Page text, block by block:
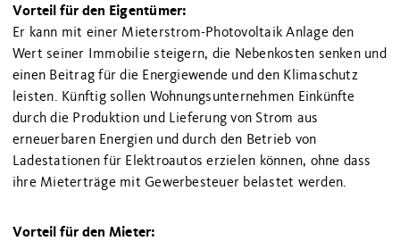
Vorteil für den Eigentümer:
Er kann mit einer Mieterstrom-Photovoltaik Anlage den
Wert seiner Immobilie steigern, die Nebenkosten senken und
einen Beitrag für die Energiewende und den Klimaschutz
leisten. Künftig sollen Wohnungsunternehmen Einkünfte
durch die Produktion und Lieferung von Strom aus
erneuerbaren Energien und durch den Betrieb von
Ladestationen für Elektroautos erzielen können, ohne dass
ihre Mieterträge mit Gewerbesteuer belastet werden.
Vorteil für den Mieter: